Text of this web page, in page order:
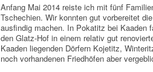
Anfang Mai 2014 reiste ich mit fünf
Tschechien. Wir konnten gut vorbereitet
ausfindig machen. In Pokatitz bei Kaaden
den Glatz-Hof in einem relativ gut
Kaaden liegenden Dörfern Kojetitz,
noch vorhandenen Friedhöfen aber